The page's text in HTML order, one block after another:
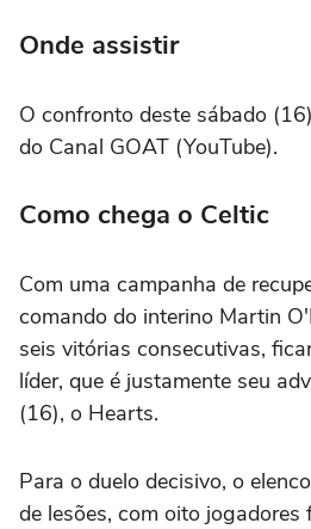
Onde assistir
O confronto deste sábado
do Canal GOAT (YouTube).
Como chega o Celtic
Com uma campanha de
comando do interino Martin
seis vitórias consecutivas,
líder, que é justamente seu
(16), o Hearts.
Para o duelo decisivo, o
de lesões, com oito jogadores